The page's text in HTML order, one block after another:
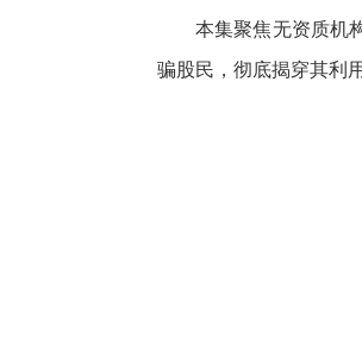
本集聚焦无资质机
骗股民，彻底揭穿其利